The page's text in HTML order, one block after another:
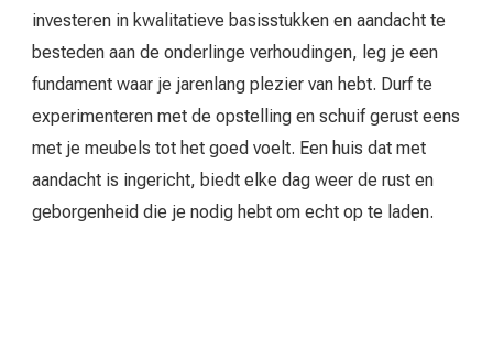
investeren in kwalitatieve basisstukken en aandacht te
besteden aan de onderlinge verhoudingen, leg je een
fundament waar je jarenlang plezier van hebt. Durf te
experimenteren met de opstelling en schuif gerust eens
met je meubels tot het goed voelt. Een huis dat met
aandacht is ingericht, biedt elke dag weer de rust en
geborgenheid die je nodig hebt om echt op te laden.